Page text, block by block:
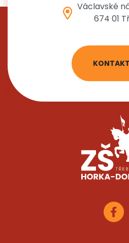
Václavské
674 01